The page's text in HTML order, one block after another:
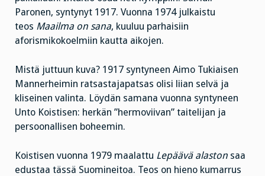
Paronen, syntynyt 1917. Vuonna 1974 julkaistu
teos Maailma on sana, kuuluu parhaisiin
aforismikokoelmiin kautta aikojen.
Mistä juttuun kuva? 1917 syntyneen Aimo Tukiaisen
Mannerheimin ratsastajapatsas olisi liian selvä ja
kliseinen valinta. Löydän samana vuonna syntyneen
Unto Koistisen: herkän ”hermoviivan” taitelijan ja
persoonallisen boheemin.
Koistisen vuonna 1979 maalattu Lepäävä alaston saa
edustaa tässä Suomineitoa. Teos on hieno kumarrus